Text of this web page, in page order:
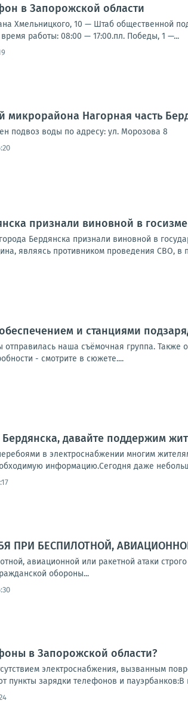
в Запорожской области
Хмельницкого, 10 — Штаб общественной
работы: 08:00 — 17:00.пл. Победы, 1 —...
микрорайона Нагорная часть
подвоз воды по адресу: ул. Морозова 8
признали виновной в
Бердянска признали виновной в
являясь противником проведения СВО, в
и станциями
отправилась наша съёмочная группа.
- смотрите в сюжете....
давайте поддержим
в электроснабжении многим
информацию.Сегодня даже
ПРИ БЕСПИЛОТНОЙ,
авиационной или ракетной атаки
обороны...
в Запорожской области?
электроснабжения, вызванным
пункты зарядки телефонов и пауэрбанков:В